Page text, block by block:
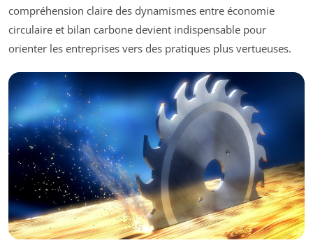
compréhension claire des dynamismes entre économie
circulaire et bilan carbone devient indispensable pour
orienter les entreprises vers des pratiques plus vertueuses.